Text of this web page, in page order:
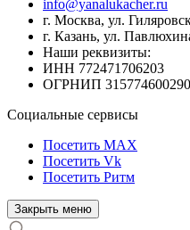
info@yanalukacher.ru
г. Москва, ул.
г. Казань, ул.
Наши реквизиты:
ИНН 772471706203
ОГРНИП
Социальные сервисы
Посетить MAX
Посетить Vk
Посетить Ритм
Закрыть меню